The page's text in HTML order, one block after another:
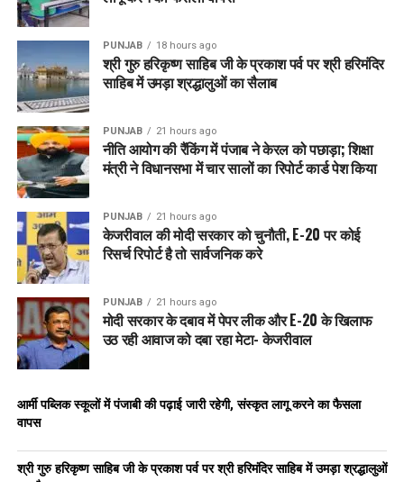
होगा। “मेरा घर, मेरा मान” पंजाब सरकार की जनता को मजबूत बनाने की
एक ठोस कोशिश है।
RELATED TOPICS: AAPPUNJAB
DIGITALPROPERTYCARD
EMPOWERMENT
PROPERTYRIGHTS
PUNJABGOVERNMENT
PUNJABINITIATIVES
PUNJABNEWS
REDLINELAND
RURALDEVELOPMENT
SOCIALJUSTICE
UP NEXT
Punjab बना Global Investment Hub: international
companies का बढ़ा भरोसा, youth को रोजगार और
entrepreneurs को नए मौके
DON'T MISS
Punjab बनेगा Industrial Hub, Youth को मिलेंगी नौकरियां! CM
Mann ने किया De Heus के नए Plant का Inauguration
PUNJAB 18 hours ago
श्री गुरु हरिकृष्ण साहिब जी के प्रकाश पर्व पर श्री हरिमंदिर
साहिब में उमड़ा श्रद्धालुओं का सैलाब
PUNJAB 21 hours ago
नीति आयोग की रैंकिंग में पंजाब ने केरल को पछाड़ा; शिक्षा
मंत्री ने विधानसभा में चार सालों का रिपोर्ट कार्ड पेश किया
PUNJAB 21 hours ago
केजरीवाल की मोदी सरकार को चुनौती, E-20 पर कोई
रिसर्च रिपोर्ट है तो सार्वजनिक करे
PUNJAB 21 hours ago
मोदी सरकार के दबाव में पेपर लीक और E-20 के खिलाफ
उठ रही आवाज को दबा रहा मेटा- केजरीवाल
आर्मी पब्लिक स्कूलों में पंजाबी की पढ़ाई जारी रहेगी, संस्कृत लागू करने का फैसला
वापस
श्री गुरु हरिकृष्ण साहिब जी के प्रकाश पर्व पर श्री हरिमंदिर साहिब में उमड़ा श्रद्धालुओं